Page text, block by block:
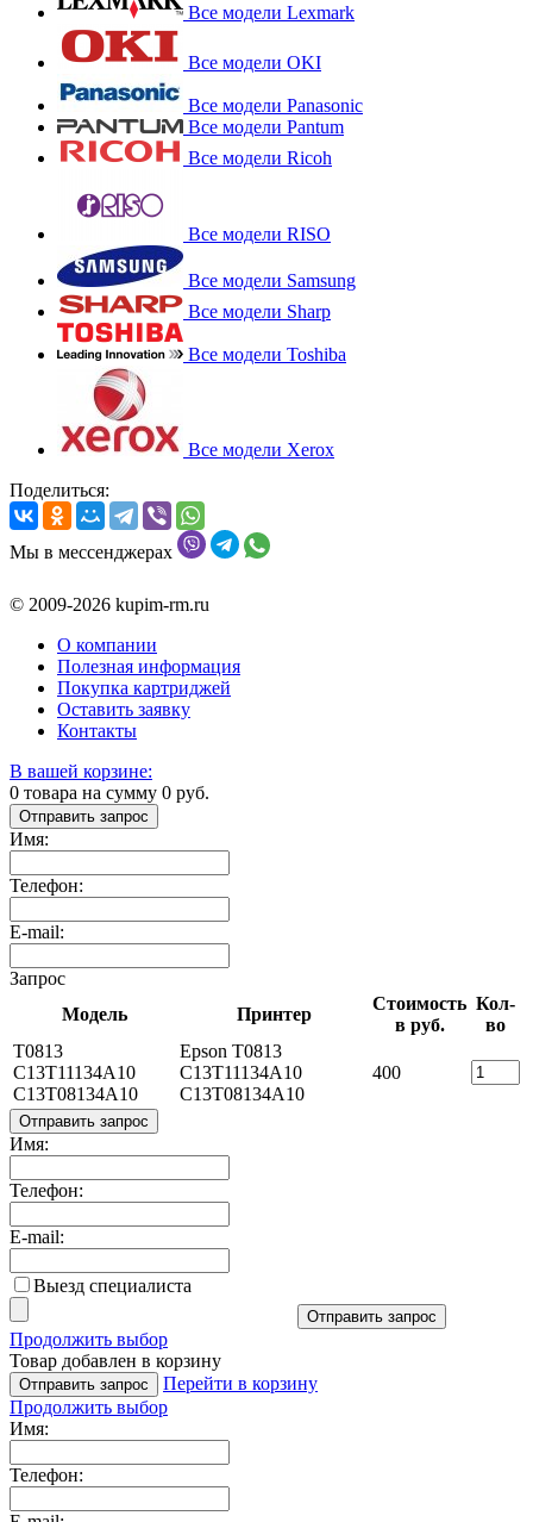
Все модели Lexmark
Все модели OKI
Все модели Panasonic
Все модели Pantum
Все модели Ricoh
Все модели RISO
Все модели Samsung
Все модели Sharp
Все модели Toshiba
Все модели Xerox
Поделиться:
Мы в мессенджерах
© 2009-2026 kupim-rm.ru
О компании
Полезная информация
Покупка картриджей
Оставить заявку
Контакты
В вашей корзине:
0 товара на сумму 0 руб.
Отправить запрос
Имя:
Телефон:
E-mail:
Запрос
Модель
Принтер
Стоимость
в руб.
Кол-
во
T0813
C13T11134A10
C13T08134A10
Epson T0813
C13T11134A10
C13T08134A10
400
Отправить запрос
Имя:
Телефон:
E-mail:
Выезд специалиста
Отправить запрос
Продолжить выбор
Товар добавлен в корзину
Отправить запрос
Перейти в корзину
Продолжить выбор
Имя:
Телефон: